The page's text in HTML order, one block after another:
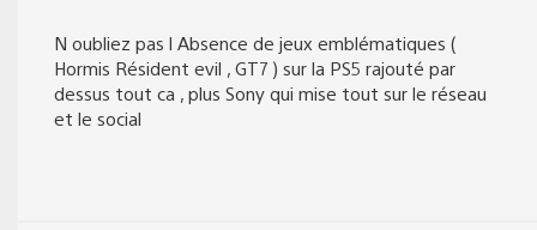
N oubliez pas l Absence de jeux emblématiques (
Hormis Résident evil , GT7 ) sur la PS5 rajouté par
dessus tout ca , plus Sony qui mise tout sur le réseau
et le social